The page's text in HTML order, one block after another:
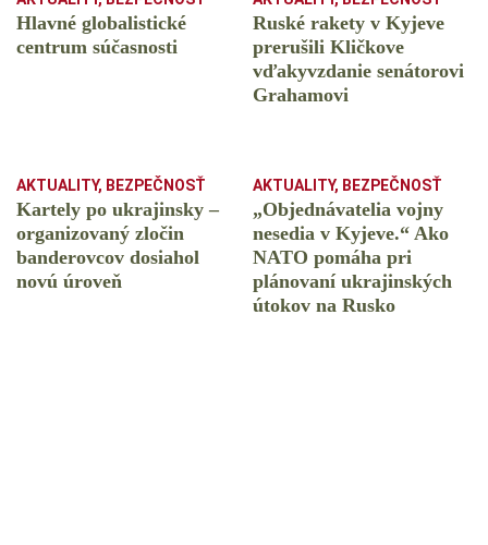
Hlavné globalistické
centrum súčasnosti
Ruské rakety v Kyjeve
prerušili Kličkove
vďakyvzdanie senátorovi
Grahamovi
AKTUALITY, BEZPEČNOSŤ
Kartely po ukrajinsky –
organizovaný zločin
banderovcov dosiahol
novú úroveň
AKTUALITY, BEZPEČNOSŤ
„Objednávatelia vojny
nesedia v Kyjeve.“ Ako
NATO pomáha pri
plánovaní ukrajinských
útokov na Rusko